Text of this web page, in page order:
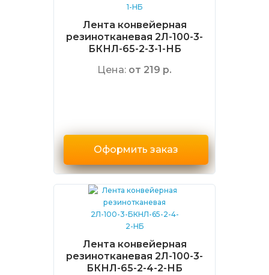
Лента конвейерная
резинотканевая 2Л-100-3-
БКНЛ-65-2-3-1-НБ
Цена: от 219 р.
Оформить заказ
Лента конвейерная
резинотканевая 2Л-100-3-
БКНЛ-65-2-4-2-НБ